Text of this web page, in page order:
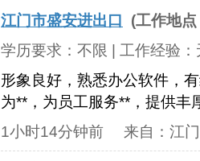
江门市盛安进出口
(工作地点
学历要求： 不限 | 工作经验：
形象良好，熟悉办公软件，
为**，为员工服务**，提供丰
1小时14分钟前 来自： 江